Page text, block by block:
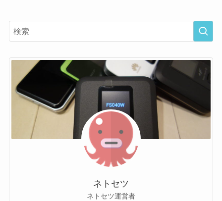
ネトセツ
ネトセツ運営者